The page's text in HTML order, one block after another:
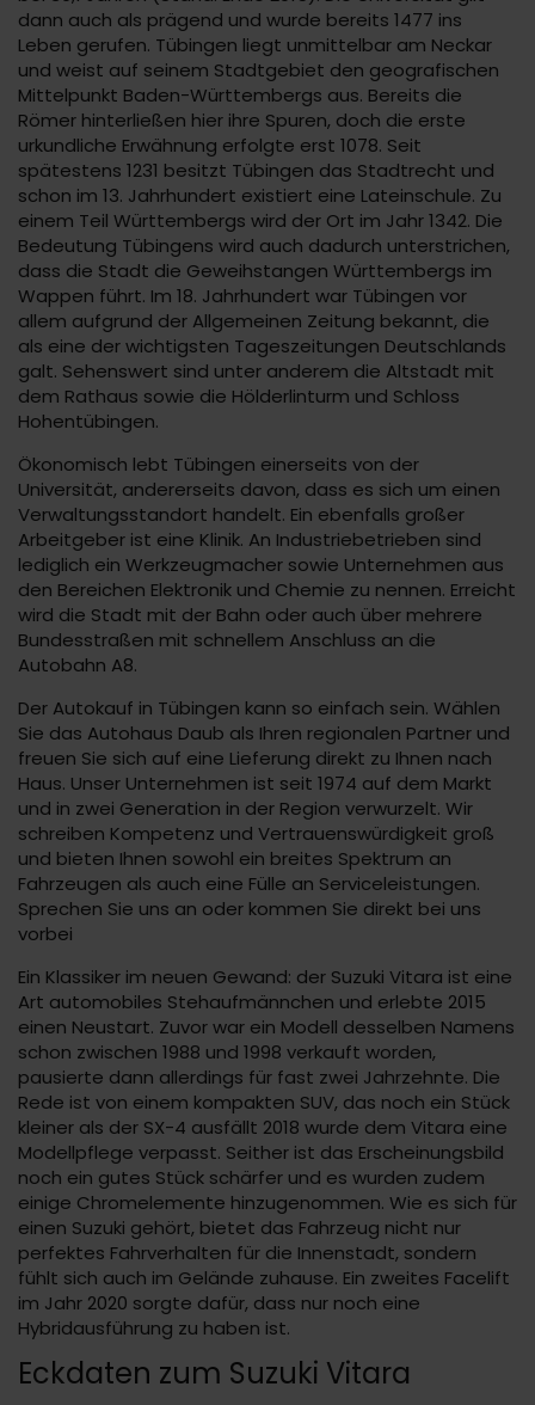
dann auch als prägend und wurde bereits 1477 ins
Leben gerufen. Tübingen liegt unmittelbar am Neckar
und weist auf seinem Stadtgebiet den geografischen
Mittelpunkt Baden-Württembergs aus. Bereits die
Römer hinterließen hier ihre Spuren, doch die erste
urkundliche Erwähnung erfolgte erst 1078. Seit
spätestens 1231 besitzt Tübingen das Stadtrecht und
schon im 13. Jahrhundert existiert eine Lateinschule. Zu
einem Teil Württembergs wird der Ort im Jahr 1342. Die
Bedeutung Tübingens wird auch dadurch unterstrichen,
dass die Stadt die Geweihstangen Württembergs im
Wappen führt. Im 18. Jahrhundert war Tübingen vor
allem aufgrund der Allgemeinen Zeitung bekannt, die
als eine der wichtigsten Tageszeitungen Deutschlands
galt. Sehenswert sind unter anderem die Altstadt mit
dem Rathaus sowie die Hölderlinturm und Schloss
Hohentübingen.
Ökonomisch lebt Tübingen einerseits von der
Universität, andererseits davon, dass es sich um einen
Verwaltungsstandort handelt. Ein ebenfalls großer
Arbeitgeber ist eine Klinik. An Industriebetrieben sind
lediglich ein Werkzeugmacher sowie Unternehmen aus
den Bereichen Elektronik und Chemie zu nennen. Erreicht
wird die Stadt mit der Bahn oder auch über mehrere
Bundesstraßen mit schnellem Anschluss an die
Autobahn A8.
Der Autokauf in Tübingen kann so einfach sein. Wählen
Sie das Autohaus Daub als Ihren regionalen Partner und
freuen Sie sich auf eine Lieferung direkt zu Ihnen nach
Haus. Unser Unternehmen ist seit 1974 auf dem Markt
und in zwei Generation in der Region verwurzelt. Wir
schreiben Kompetenz und Vertrauenswürdigkeit groß
und bieten Ihnen sowohl ein breites Spektrum an
Fahrzeugen als auch eine Fülle an Serviceleistungen.
Sprechen Sie uns an oder kommen Sie direkt bei uns
vorbei
Ein Klassiker im neuen Gewand: der Suzuki Vitara ist eine
Art automobiles Stehaufmännchen und erlebte 2015
einen Neustart. Zuvor war ein Modell desselben Namens
schon zwischen 1988 und 1998 verkauft worden,
pausierte dann allerdings für fast zwei Jahrzehnte. Die
Rede ist von einem kompakten SUV, das noch ein Stück
kleiner als der SX-4 ausfällt 2018 wurde dem Vitara eine
Modellpflege verpasst. Seither ist das Erscheinungsbild
noch ein gutes Stück schärfer und es wurden zudem
einige Chromelemente hinzugenommen. Wie es sich für
einen Suzuki gehört, bietet das Fahrzeug nicht nur
perfektes Fahrverhalten für die Innenstadt, sondern
fühlt sich auch im Gelände zuhause. Ein zweites Facelift
im Jahr 2020 sorgte dafür, dass nur noch eine
Hybridausführung zu haben ist.
Eckdaten zum Suzuki Vitara